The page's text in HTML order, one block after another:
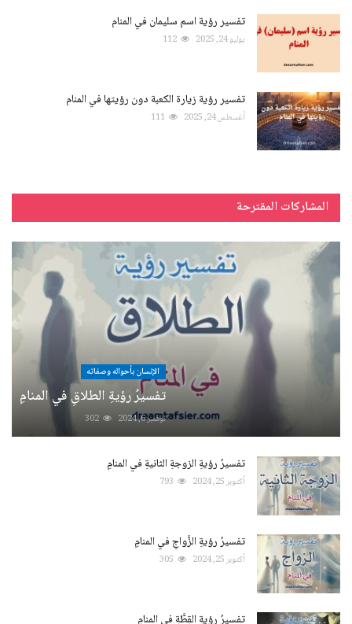
تفسير رؤية اسم سليمان في المنام
يوليو 24, 2025 112
تفسير رؤية زيارة الكعبة دون رؤيتها في المنام
أغسطس 24, 2025 111
المشاركات المقترحة
الإنسان بأحواله وصفاته
تفسيرُ رؤيةِ الطلاقِ في المنامِ
نوفمبر 6, 2024 302
تفسيرُ رؤيةِ الزوجةِ الثانيةِ في المنامِ
أكتوبر 25, 2024 793
تفسيرُ رؤيةِ الزَّواجِ في المنامِ
أكتوبر 25, 2024 305